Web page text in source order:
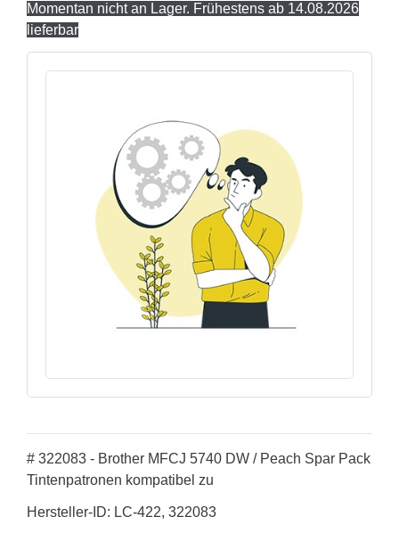
Momentan nicht an Lager. Frühestens ab 14.08.2026
lieferbar
# 322083 - Brother MFCJ 5740 DW / Peach Spar Pack
Tintenpatronen kompatibel zu
Hersteller-ID: LC-422, 322083